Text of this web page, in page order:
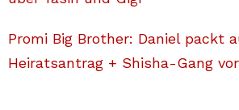
Promi Big Brother: Daniel packt
Heiratsantrag + Shisha-Gang